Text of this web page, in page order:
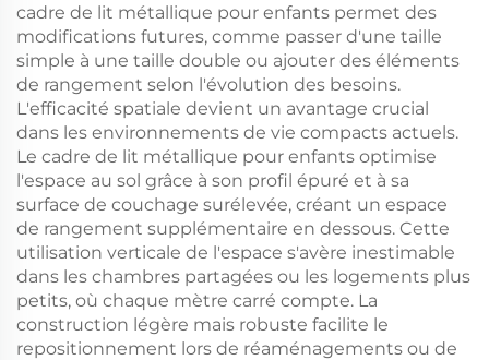
cadre de lit métallique pour enfants permet des
modifications futures, comme passer d'une taille
simple à une taille double ou ajouter des éléments
de rangement selon l'évolution des besoins.
L'efficacité spatiale devient un avantage crucial
dans les environnements de vie compacts actuels.
Le cadre de lit métallique pour enfants optimise
l'espace au sol grâce à son profil épuré et à sa
surface de couchage surélevée, créant un espace
de rangement supplémentaire en dessous. Cette
utilisation verticale de l'espace s'avère inestimable
dans les chambres partagées ou les logements plus
petits, où chaque mètre carré compte. La
construction légère mais robuste facilite le
repositionnement lors de réaménagements ou de